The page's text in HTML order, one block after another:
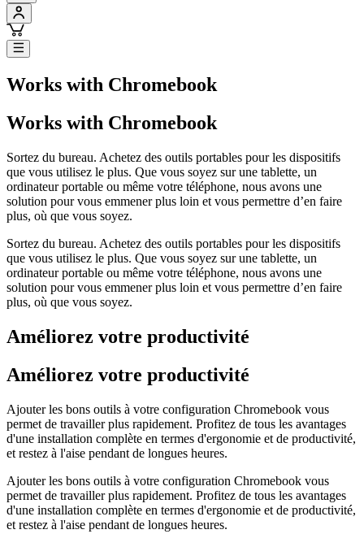
Works with Chromebook
Works with Chromebook
Sortez du bureau. Achetez des outils portables pour les dispositifs
que vous utilisez le plus. Que vous soyez sur une tablette, un
ordinateur portable ou même votre téléphone, nous avons une
solution pour vous emmener plus loin et vous permettre d’en faire
plus, où que vous soyez.
Sortez du bureau. Achetez des outils portables pour les dispositifs
que vous utilisez le plus. Que vous soyez sur une tablette, un
ordinateur portable ou même votre téléphone, nous avons une
solution pour vous emmener plus loin et vous permettre d’en faire
plus, où que vous soyez.
Améliorez votre productivité
Améliorez votre productivité
Ajouter les bons outils à votre configuration Chromebook vous
permet de travailler plus rapidement. Profitez de tous les avantages
d'une installation complète en termes d'ergonomie et de productivité,
et restez à l'aise pendant de longues heures.
Ajouter les bons outils à votre configuration Chromebook vous
permet de travailler plus rapidement. Profitez de tous les avantages
d'une installation complète en termes d'ergonomie et de productivité,
et restez à l'aise pendant de longues heures.